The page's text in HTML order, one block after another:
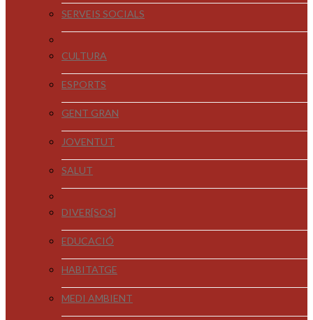
SERVEIS SOCIALS
CULTURA
ESPORTS
GENT GRAN
JOVENTUT
SALUT
DIVER[SOS]
EDUCACIÓ
HABITATGE
MEDI AMBIENT